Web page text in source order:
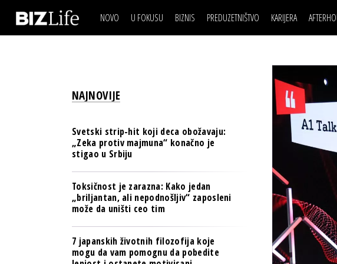
NOVO U FOKUSU BIZNIS
BANKE
TECH I AI
BIZNIS & SPORT
PULS REGIONA
NOVO NA RAFU
PREDUZETNIŠTVO KARIJERA
MOJ UGAO
USAVRŠAVANJE
KNOW-HOW
STIL
IZJAVA DANABIZNIS SCENA
BREND I KOMUNIKACIJE
OSIGURANJE
TECH I AI
PULS REGIONA
POSAO
MOJ UGAO
USAVRŠAVANJE
KNOW-HOW
STIL
NAJNOVIJE
Svetski strip-hit koji deca obožavaju:
„Zeka protiv majmuna“ konačno je
stigao u Srbiju
Toksičnost je zarazna: Kako jedan
„briljantan, ali nepodnošljiv“ zaposleni
može da uništi ceo tim
7 japanskih životnih filozofija koje
mogu da vam pomognu da pobedite